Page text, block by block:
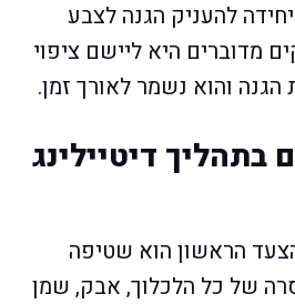
להעניק הגנה לצבע
מדוברים היא ליישם ציפוי
והוא נשמר לאורך זמן.
בתהליך דיטיילינג
הראשון הוא שטיפה
של כל הלכלוך, אבק, שמן